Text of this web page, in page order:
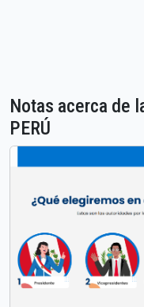
Notas acerca de
PERÚ